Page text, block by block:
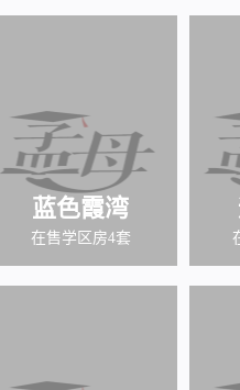
蓝色霞湾
在售学区房4套